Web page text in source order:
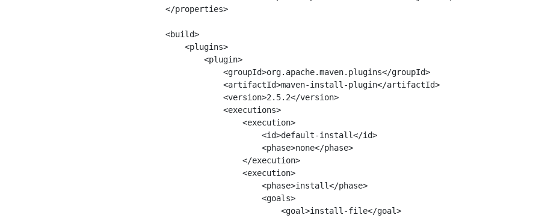
    </properties>
    <build>
        <plugins>
            <plugin>
                <groupId>org.apache.maven.plugins</groupId>
                <artifactId>maven-install-plugin</artifactId>
                <version>2.5.2</version>
                <executions>
                    <execution>
                        <id>default-install</id>
                        <phase>none</phase>
                    </execution>
                    <execution>
                        <phase>install</phase>
                        <goals>
                            <goal>install-file</goal>